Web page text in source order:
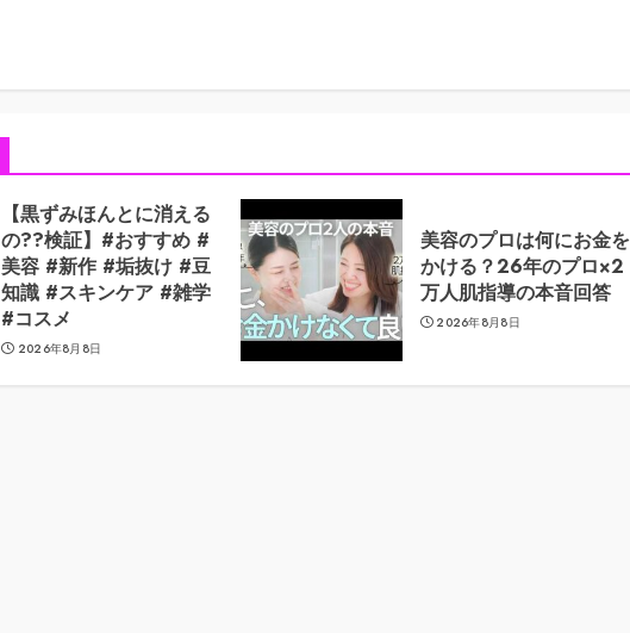
【黒ずみほんとに消える
の??検証】#おすすめ #
美容 #新作 #垢抜け #豆
知識 #スキンケア #雑学
#コスメ
2026年8月8日
美容のプロは何にお金を
かける？26年のプロ×2
万人肌指導の本音回答
2026年8月8日